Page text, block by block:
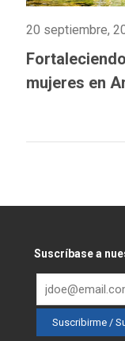
20 septiembre,
mujeres en
Suscríbase a